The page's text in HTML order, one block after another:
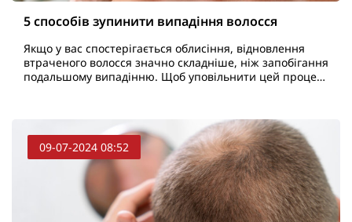
5 способів зупинити випадіння волосся
Якщо у вас спостерігається облисіння, відновлення
втраченого волосся значно складніше, ніж запобігання
подальшому випадінню. Щоб уповільнити цей процес,
09-07-2024 08:52